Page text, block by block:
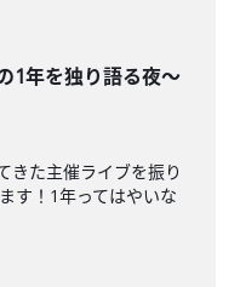
1年を独り語る夜〜
きた主催ライブを振り
す！1年ってはやいな